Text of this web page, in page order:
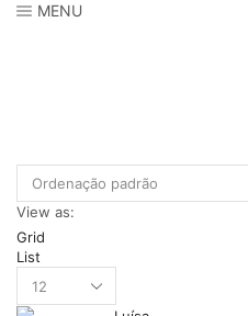
MENU
View as:
Grid
List
per